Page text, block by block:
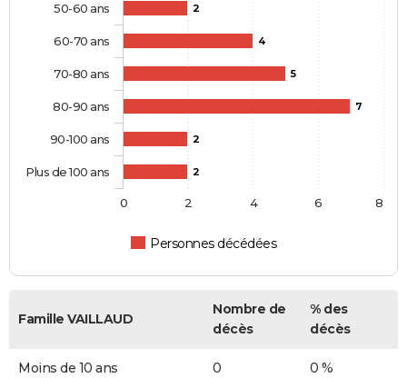
2
4
5
7
2
2
Personnes décédées
50-60 ans
60-70 ans
70-80 ans
80-90 ans
90-100 ans
Plus de 100 ans
0 2 4 6 8
Famille VAILLAUD
Nombre de
décès
% des
décès
Moins de 10 ans 0 0 %